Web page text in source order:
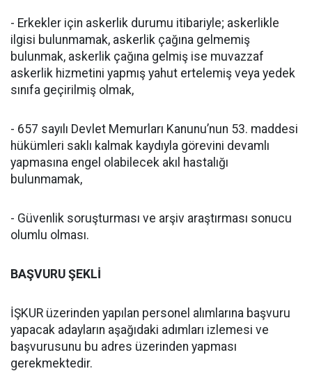
- Erkekler için askerlik durumu itibariyle; askerlikle
ilgisi bulunmamak, askerlik çağına gelmemiş
bulunmak, askerlik çağına gelmiş ise muvazzaf
askerlik hizmetini yapmış yahut ertelemiş veya yedek
sınıfa geçirilmiş olmak,
- 657 sayılı Devlet Memurları Kanunu’nun 53. maddesi
hükümleri saklı kalmak kaydıyla görevini devamlı
yapmasına engel olabilecek akıl hastalığı
bulunmamak,
- Güvenlik soruşturması ve arşiv araştırması sonucu
olumlu olması.
BAŞVURU ŞEKLİ
İŞKUR üzerinden yapılan personel alımlarına başvuru
yapacak adayların aşağıdaki adımları izlemesi ve
başvurusunu bu adres üzerinden yapması
gerekmektedir.